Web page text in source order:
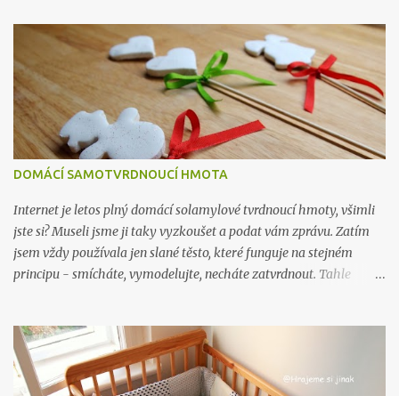
DOMÁCÍ SAMOTVRDNOUCÍ HMOTA
Internet je letos plný domácí solamylové tvrdnoucí hmoty, všimli
jste si? Museli jsme ji taky vyzkoušet a podat vám zprávu. Zatím
jsem vždy používala jen slané těsto, které funguje na stejném
principu - smícháte, vymodelujte, necháte zatvrdnout. Tahle
kde se sůl přestane při určitém množství rozpouštět. Na druhou
stranu se mi se slaným těstem vždy pracovalo líp, než s toule
hmotou. Slané těsto můžete dát dětem místo modelíny a nechat je